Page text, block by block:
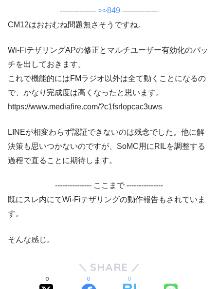
--------------- >>849 ---------------
CM12はおおむね問題無さそうですね。
Wi-FiテザリングAPの修正とマルチユーザー有効化のパッ
チを出しておきます。
これで機能的にはFMラジオ以外は全て動くことになるの
で、かなり完成度は高くなったと思います。
https://www.mediafire.com/?c1fsrlopcac3uws
LINEが相変わらず認証できないのは残念でした。他に解
決策も思いつかないのですが、SoMC用にRILを調整する
過程で直ることに期待します。
--------------- ここまで ---------------
既にスレ内にてWi-Fiテザリングの動作報告もされていま
す。
そんな感じ。
SHARE
0 0 0